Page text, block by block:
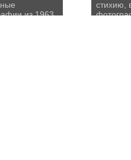
из 1963
стихию,